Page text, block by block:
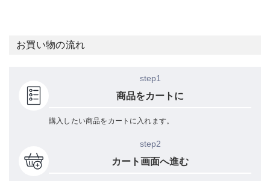
お買い物の流れ
step1
商品をカートに
購入したい商品をカートに入れます。
step2
カート画面へ進む